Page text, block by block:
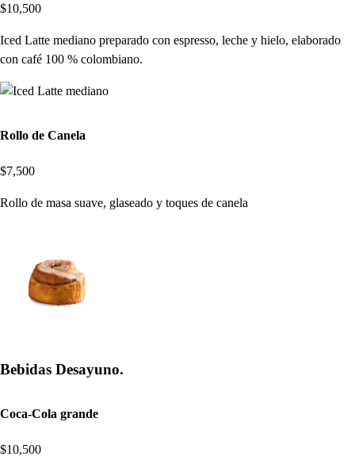
$10,500
Iced Latte mediano preparado con espresso, leche y hielo, elaborado
con café 100 % colombiano.
Rollo de Canela
$7,500
Rollo de masa suave, glaseado y toques de canela
Bebidas Desayuno.
Coca-Cola grande
$10,500